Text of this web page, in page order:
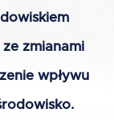
zmianami
wpływu